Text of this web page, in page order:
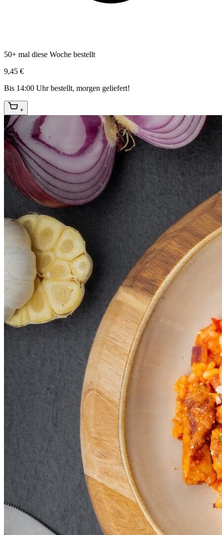
50+ mal diese Woche bestellt
9,45 €
Bis 14:00 Uhr bestellt, morgen geliefert!
+